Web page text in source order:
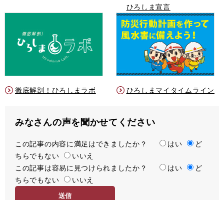
ひろしま宣言
徹底解剖！ひろしまラボ ひろしまマイタイムライン
みなさんの声を聞かせてください
満
足
度
この記事の内容に満足はできましたか？ はい
ど
ちらでもない
いいえ
容
易
この記事は容易に見つけられましたか？ はい
ど
ちらでもない
いいえ